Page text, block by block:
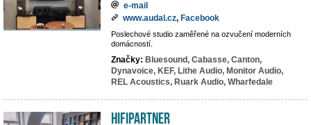
e-mail
www.audal.cz, Facebook
Poslechové studio zaměřené na ozvučení moderních
domácností.
Značky: Bluesound, Cabasse, Canton,
Dynavoice, KEF, Lithe Audio, Monitor Audio,
REL Acoustics, Ruark Audio, Wharfedale
HIFIpartner